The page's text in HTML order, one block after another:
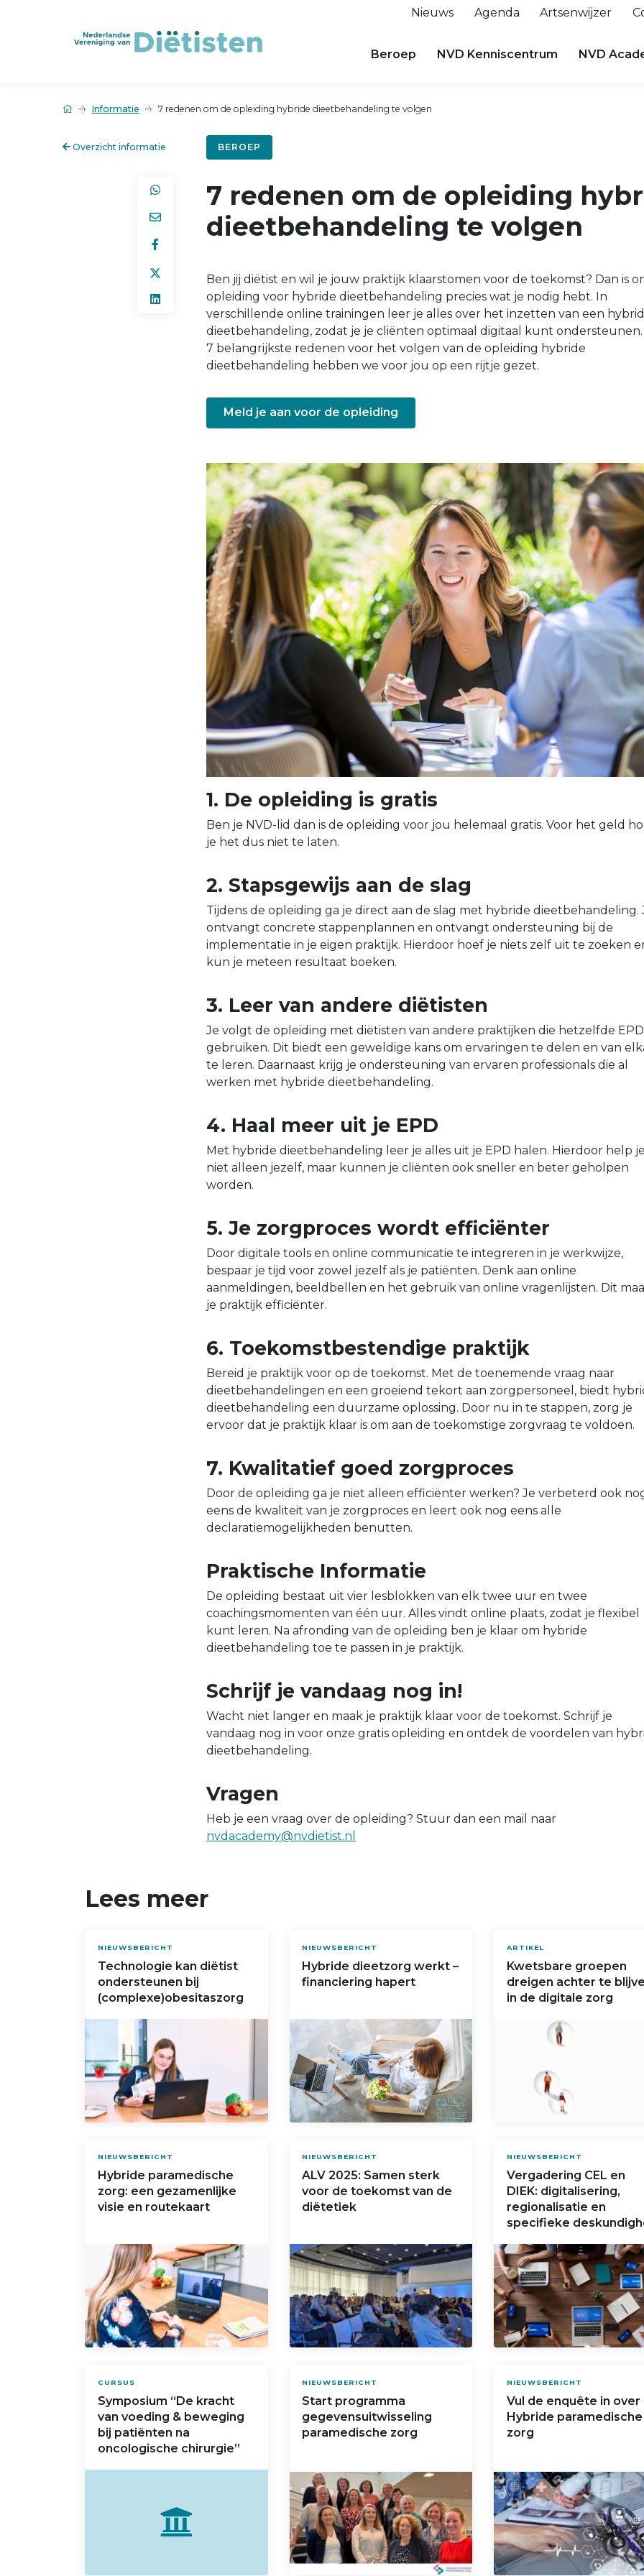
Nieuws Agenda Artsenwijzer
Beroep NVD Kenniscentrum NVD
Informatie 7 redenen om de opleiding hybride dieetbehandeling te volgen
Overzicht informatie BEROEP
7 redenen om de opleiding
dieetbehandeling te volgen
Ben jij diëtist en wil je jouw praktijk klaarstomen voor de toekomst? Dan is
opleiding voor hybride dieetbehandeling precies wat je nodig hebt. In
verschillende online trainingen leer je alles over het inzetten van een
dieetbehandeling, zodat je je cliënten optimaal digitaal kunt ondersteunen.
7 belangrijkste redenen voor het volgen van de opleiding hybride
dieetbehandeling hebben we voor jou op een rijtje gezet.
Meld je aan voor de opleiding
1. De opleiding is gratis
Ben je NVD-lid dan is de opleiding voor jou helemaal gratis. Voor het geld
je het dus niet te laten.
2. Stapsgewijs aan de slag
Tijdens de opleiding ga je direct aan de slag met hybride dieetbehandeling.
ontvangt concrete stappenplannen en ontvangt ondersteuning bij de
implementatie in je eigen praktijk. Hierdoor hoef je niets zelf uit te zoeken
kun je meteen resultaat boeken.
3. Leer van andere diëtisten
Je volgt de opleiding met diëtisten van andere praktijken die hetzelfde EPD
gebruiken. Dit biedt een geweldige kans om ervaringen te delen en van
te leren. Daarnaast krijg je ondersteuning van ervaren professionals die al
werken met hybride dieetbehandeling.
4. Haal meer uit je EPD
Met hybride dieetbehandeling leer je alles uit je EPD halen. Hierdoor help
niet alleen jezelf, maar kunnen je cliënten ook sneller en beter geholpen
worden.
5. Je zorgproces wordt efficiënter
Door digitale tools en online communicatie te integreren in je werkwijze,
bespaar je tijd voor zowel jezelf als je patiënten. Denk aan online
aanmeldingen, beeldbellen en het gebruik van online vragenlijsten. Dit
je praktijk efficiënter.
6. Toekomstbestendige praktijk
Bereid je praktijk voor op de toekomst. Met de toenemende vraag naar
dieetbehandelingen en een groeiend tekort aan zorgpersoneel, biedt
dieetbehandeling een duurzame oplossing. Door nu in te stappen, zorg je
ervoor dat je praktijk klaar is om aan de toekomstige zorgvraag te voldoen.
7. Kwalitatief goed zorgproces
Door de opleiding ga je niet alleen efficiënter werken? Je verbeterd ook
eens de kwaliteit van je zorgproces en leert ook nog eens alle
declaratiemogelijkheden benutten.
Praktische Informatie
De opleiding bestaat uit vier lesblokken van elk twee uur en twee
coachingsmomenten van één uur. Alles vindt online plaats, zodat je flexibel
kunt leren. Na afronding van de opleiding ben je klaar om hybride
dieetbehandeling toe te passen in je praktijk.
Schrijf je vandaag nog in!
Wacht niet langer en maak je praktijk klaar voor de toekomst. Schrijf je
vandaag nog in voor onze gratis opleiding en ontdek de voordelen van
dieetbehandeling.
Vragen
Heb je een vraag over de opleiding? Stuur dan een mail naar
nvdacademy@nvdietist.nl
Lees meer
NIEUWSBERICHT
Technologie kan diëtist
ondersteunen bij
(complexe)obesitaszorg
NIEUWSBERICHT
Hybride dieetzorg werkt –
financiering hapert
ARTIKEL
Kwetsbare groepen
dreigen achter te
in de digitale zorg
NIEUWSBERICHT
Hybride paramedische
zorg: een gezamenlijke
visie en routekaart
NIEUWSBERICHT
ALV 2025: Samen sterk
voor de toekomst van de
diëtetiek
NIEUWSBERICHT
Vergadering CEL en
DIEK: digitalisering,
regionalisatie en
specifieke
CURSUS
Symposium “De kracht
van voeding & beweging
bij patiënten na
oncologische chirurgie”
NIEUWSBERICHT
Start programma
gegevensuitwisseling
paramedische zorg
NIEUWSBERICHT
Vul de enquête in over
Hybride paramedische
zorg